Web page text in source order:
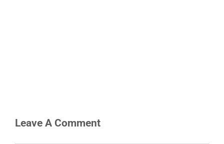
Leave A Comment